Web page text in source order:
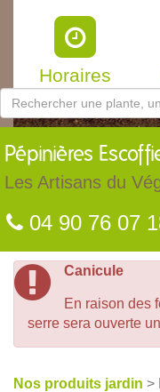
Horaires
Pépinières
Les Artisans du
04 90 76 07
Canicule
En raison des
serre sera ouverte
Nos produits jardin >